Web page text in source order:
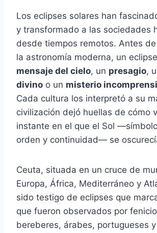
Los eclipses solares han
y transformado a las sociedades
desde tiempos remotos. Antes
la astronomía moderna, un
mensaje del cielo, un presagio,
divino o un misterio
Cada cultura los interpretó a su
civilización dejó huellas de cómo
instante en el que el Sol
orden y continuidad— se
Ceuta, situada en un cruce de
Europa, África, Mediterráneo y
sido testigo de eclipses que
que fueron observados por
bereberes, árabes, portugueses